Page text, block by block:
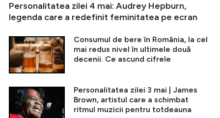
Personalitatea zilei 4 mai: Audrey Hepburn,
legenda care a redefinit feminitatea pe ecran
Consumul de bere în România, la cel
mai redus nivel în ultimele două
decenii. Ce ascund cifrele
Personalitatea zilei 3 mai | James
Brown, artistul care a schimbat
ritmul muzicii pentru totdeauna